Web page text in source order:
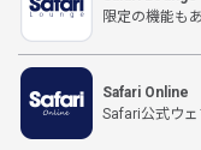
限定の機能も
Safari Online
Safari公式ウ